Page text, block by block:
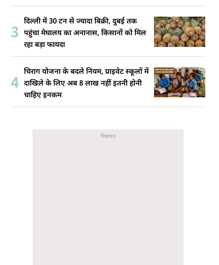
3
दिल्ली में 30 टन से ज्यादा बिक्री, दुबई तक
पहुंचा मेघालय का अनानास, किसानों को मिल
रहा बड़ा फायदा
4
चिराग योजना के बदले नियम, प्राइवेट स्कूलों में
दाखिले के लिए अब 8 लाख नहीं इतनी होनी
चाहिए इनकम